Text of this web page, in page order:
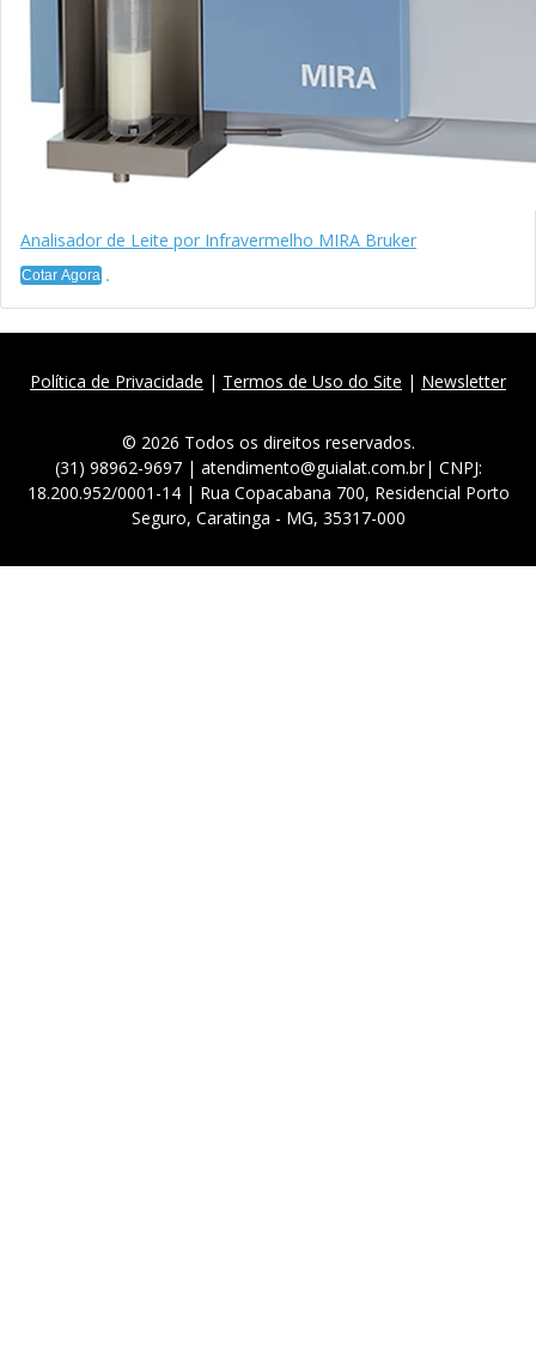
Analisador de Leite por Infravermelho MIRA Bruker
Cotar Agora
Política de Privacidade | Termos de Uso do Site | Newsletter
© 2026 Todos os direitos reservados.
(31) 98962-9697 | atendimento@guialat.com.br| CNPJ:
18.200.952/0001-14 | Rua Copacabana 700, Residencial Porto
Seguro, Caratinga - MG, 35317-000